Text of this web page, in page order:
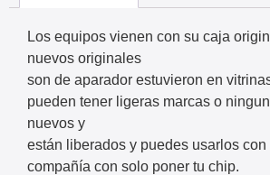
Los equipos vienen con su caja
nuevos originales​
son de aparador estuvieron en
pueden tener ligeras marcas o
nuevos y
​están liberados y puedes usarlos
compañía con solo poner tu chip.